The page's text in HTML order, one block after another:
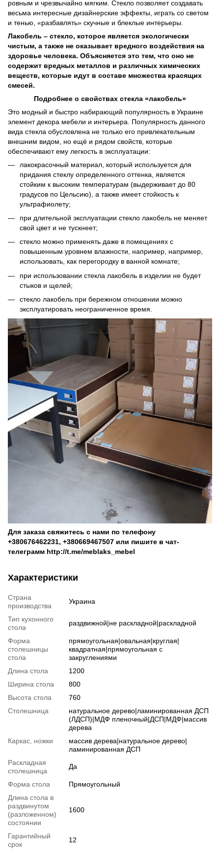
ровным и чрезвычайно мягким. Стекло позволяет создавать
весьма интересные дизайнерские эффекты, играть со светом
и тенью, «разбавлять» скучные и блеклые интерьеры.
Лакобель – стекло, которое является экологически
чистым, а также не оказывает вредного воздействия на
здоровье человека. Объясняется это тем, что оно не
содержит вредных металлов и различных химических
веществ, которые идут в составе множества красящих
смесей.
Подробнее о свойствах стекла «лакобель»
Это модный и быстро набирающий популярность в Украине
элемент декора мебели и интерьера. Популярность данного
вида стекла обусловлена не только его привлекательным
внешним видом, но ещё и рядом свойств, которые
обеспечивают ему легкость в эксплуатации:
лакокрасочный материал, который используется для
придания стеклу определенного оттенка, является
стойким к высоким температурам (выдерживает до 80
градусов по Цельсию), а также имеет стойкость к
ультрафиолету;
при длительной эксплуатации стекло лакобель не меняет
свой цвет и не тускнеет;
стекло можно применять даже в помещениях с
повышенным уровнем влажности, например, например,
использовать, как перегородку в ванной комнате;
при использовании стекла лакобель в изделии не будет
стыков и щелей;
стекло лакобель при бережном отношении можно
эксплуатировать неограниченное время.
Для заказа свяжитесь с нами по телефону
+380676462231, +380669467507 или пишите в чат-
телеграмм http://t.me/meblaks_mebel
Характеристики
Страна
производства
Украина
Тип кухонного
стола
раздвижной|не раскладной|раскладной
Форма
столешницы
стола
прямоугольная|овальная|круглая|
квадратная|прямоугольная с
закруглениями
Длина стола
1200
Ширина стола
800
Высота стола
760
Столешница
натуральное дерево|ламинированная ДСП
(ЛДСП)|МДФ пленочный|ДСП|МДФ|массив
дерева
Каркас, ножки
массив дерева|натуральное дерево|
ламинированная ДСП
Раскладная
столешница
Да
Форма стола
Прямоугольный
Длина стола в
раздвинутом
(разложенном)
состоянии
1600
Гарантийный
срок
12